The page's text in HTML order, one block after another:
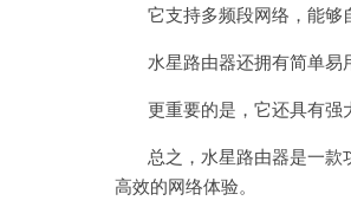
它支持多频段网络，能够
水星路由器还拥有简单易
更重要的是，它还具有强
总之，水星路由器是一款
高效的网络体验。